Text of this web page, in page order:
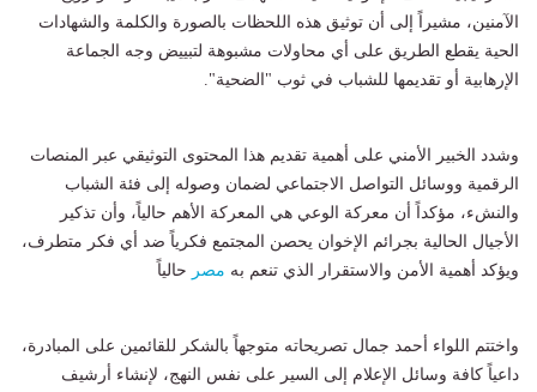
الآمنين، مشيراً إلى أن توثيق هذه اللحظات بالصورة والكلمة والشهادات
الحية يقطع الطريق على أي محاولات مشبوهة لتبييض وجه الجماعة
الإرهابية أو تقديمها للشباب في ثوب "الضحية".
وشدد الخبير الأمني على أهمية تقديم هذا المحتوى التوثيقي عبر المنصات
الرقمية ووسائل التواصل الاجتماعي لضمان وصوله إلى فئة الشباب
والنشء، مؤكداً أن معركة الوعي هي المعركة الأهم حالياً، وأن تذكير
الأجيال الحالية بجرائم الإخوان يحصن المجتمع فكرياً ضد أي فكر متطرف،
ويؤكد أهمية الأمن والاستقرار الذي تنعم به مصر حالياً
واختتم اللواء أحمد جمال تصريحاته متوجهاً بالشكر للقائمين على المبادرة،
داعياً كافة وسائل الإعلام إلى السير على نفس النهج، لإنشاء أرشيف